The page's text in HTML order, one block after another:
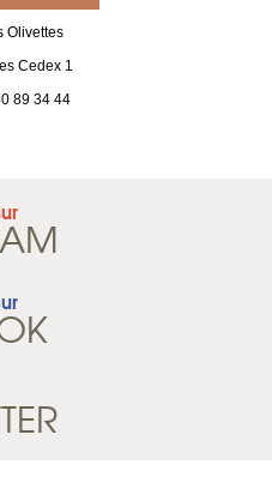
Olivettes
Cedex 1
89 34 44